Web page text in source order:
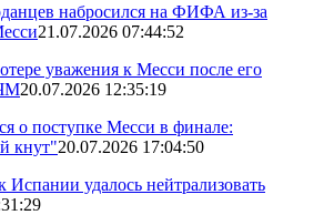
набросился на ФИФА из-за
21.07.2026 07:44:52
уважения к Месси после его
20.07.2026 12:35:19
о поступке Месси в финале:
кнут"20.07.2026 17:04:50
удалось нейтрализовать